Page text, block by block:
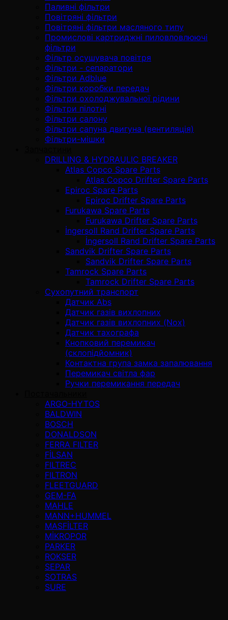
Паливні фільтри
Повітряні фільтри
Повітряні фільтри масляного типу
Промислові картриджні пиловловлюючі
фільтри
Фільтр осушувача повітря
Фільтри - сепаратори
Фільтри Adblue
Фільтри коробки передач
Фільтри охолоджувальної рідини
Фільтри пілотні
Фільтри салону
Фільтри сапуна двигуна (вентиляція)
Фільтри-мішки
DRILLING & HYDRAULIC BREAKER
Atlas Copco Spare Parts
Atlas Copco Drifter Spare Parts
Epiroc Spare Parts
Epiroc Drifter Spare Parts
Furukawa Spare Parts
Furukawa Drifter Spare Parts
İngersoll Rand Drifter Spare Parts
İngersoll Rand Drifter Spare Parts
Sandvik Drifter Spare Parts
Sandvik Drifter Spare Parts
Tamrock Spare Parts
Tamrock Drifter Spare Parts
Сухопутний транспорт
Датчик Abs
Датчик газів вихлопних
Датчик газів вихлопних (Nox)
Датчик тахографа
Кнопковий перемикач
(склопідйомник)
Контактна група замка запалювання
Перемикач світла фар
Ручки перемикання передач
ARGO-HYTOS
BALDWIN
BOSCH
DONALDSON
FERRA FILTER
FİLSAN
FILTREC
FILTRON
FLEETGUARD
GEM-FA
MAHLE
MANN+HUMMEL
MASFİLTER
MİKROPOR
PARKER
ROKSER
SEPAR
SOTRAS
SURE